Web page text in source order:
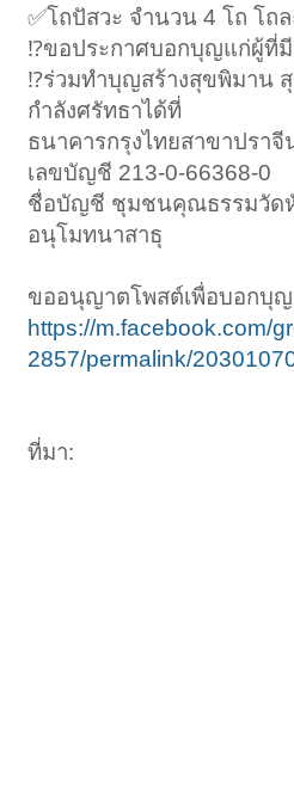
✅โถปัสวะ จำนวน 4 โถ โถ
⁉️ขอประกาศบอกบุญแก่ผู้ที่
⁉️ร่วมทำบุญสร้างสุขพิมาน
กำลังศรัทธาได้ที่
ธนาคารกรุงไทยสาขาปราจี
เลขบัญชี 213-0-66368-0
ชื่อบัญชี ชุมชนคุณธรรมวัด
อนุโมทนาสาธุ
ขออนุญาตโพสต์เพื่อบอกบุ
https://m.facebook.com/
2857/permalink/
ที่มา: